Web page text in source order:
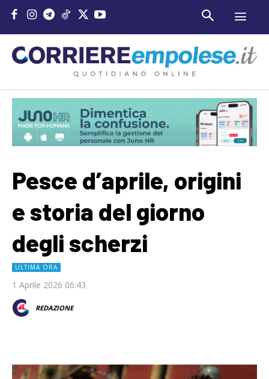
Pesce d’aprile, origini
e storia del giorno
degli scherzi
ULTIMA ORA
1 Aprile 2026 06:43
REDAZIONE